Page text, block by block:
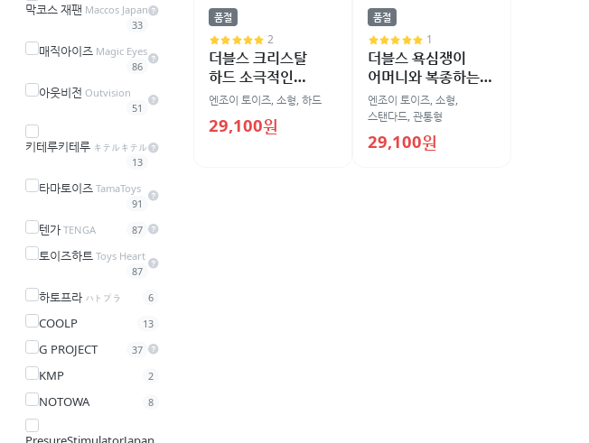
막코스 재팬 Maccos Japan
33
매직아이즈 Magic Eyes
86
아웃비전 Outvision
51
키테루키테루 キテルキテル
13
타마토이즈 TamaToys
91
텐가 TENGA 87
토이즈하트 Toys Heart
87
하토프라 ハトプラ 6
COOLP 13
G PROJECT 37
KMP 2
NOTOWA 8
품절
2
더블스 크리스탈
하드 소극적인
언니와 장난꾸러기
여동생 - 비관통형
엔조이 토이즈,소형,하드
29,100원
품절
1
더블스 욕심쟁이
어머니와 복종하는
딸 - 관통형
엔조이 토이즈,소형,
스탠다드,관통형
29,100원